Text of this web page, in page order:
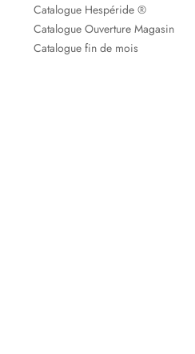
Catalogue Hespéride ®
Catalogue Ouverture Magasin
Catalogue fin de mois